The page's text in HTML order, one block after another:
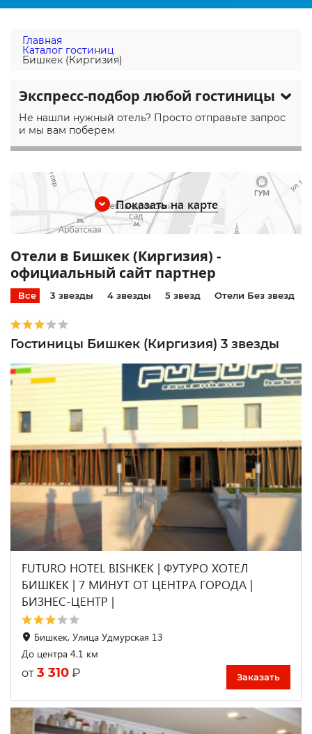
Главная
Каталог гостиниц
Бишкек (Киргизия)
Экспресс-подбор любой гостиницы
Не нашли нужный отель? Просто отправьте запрос
и мы вам поберем
Показать на карте
Отели в Бишкек (Киргизия) -
официальный сайт партнер
Все 3 звезды 4 звезды 5 звезд Отели Без звезд
Гостиницы Бишкек (Киргизия) 3 звезды
FUTURO HOTEL BISHKEK | ФУТУРО ХОТЕЛ
БИШКЕК | 7 МИНУТ ОТ ЦЕНТРА ГОРОДА |
БИЗНЕС-ЦЕНТР |
Бишкек, Улица Удмурская 13
До центра 4.1 км
от 3 310 ₽ Заказать